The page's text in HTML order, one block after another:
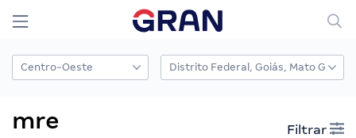
mre Filtrar